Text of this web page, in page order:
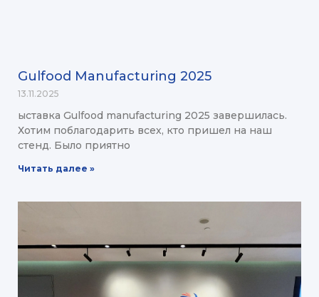
Gulfood Manufacturing 2025
13.11.2025
ыставка Gulfood manufacturing 2025 завершилась.
Хотим поблагодарить всех, кто пришел на наш
стенд. Было приятно
Читать далее »